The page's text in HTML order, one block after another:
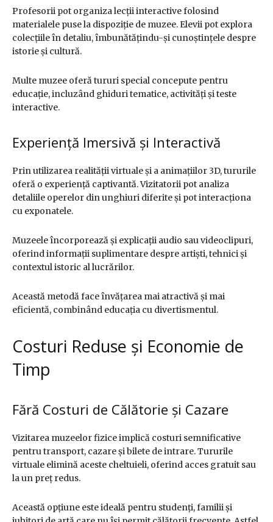
Profesorii pot organiza lecții interactive folosind
materialele puse la dispoziție de muzee. Elevii pot explora
colecțiile în detaliu, îmbunătățindu-și cunoștințele despre
istorie și cultură.
Multe muzee oferă tururi special concepute pentru
educație, incluzând ghiduri tematice, activități și teste
interactive.
Experiență Imersivă și Interactivă
Prin utilizarea realității virtuale și a animațiilor 3D, tururile
oferă o experiență captivantă. Vizitatorii pot analiza
detaliile operelor din unghiuri diferite și pot interacționa
cu exponatele.
Muzeele încorporează și explicații audio sau videoclipuri,
oferind informații suplimentare despre artiști, tehnici și
contextul istoric al lucrărilor.
Această metodă face învățarea mai atractivă și mai
eficientă, combinând educația cu divertismentul.
Costuri Reduse și Economie de
Timp
Fără Costuri de Călătorie și Cazare
Vizitarea muzeelor fizice implică costuri semnificative
pentru transport, cazare și bilete de intrare. Tururile
virtuale elimină aceste cheltuieli, oferind acces gratuit sau
la un preț redus.
Această opțiune este ideală pentru studenți, familii și